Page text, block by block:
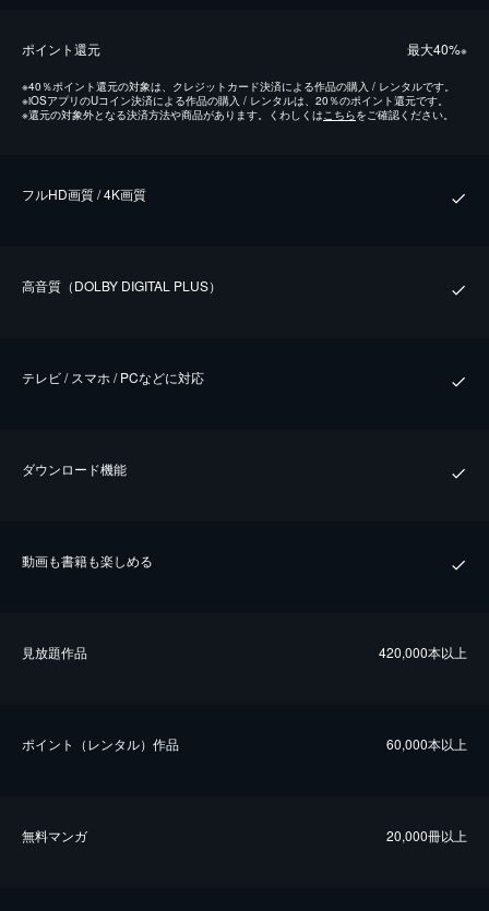
ポイント還元 最⼤40%※
※40％ポイント還元の対象は、クレジットカード決済による作品の購入 / レンタルです。
※iOSアプリのUコイン決済による作品の購入 / レンタルは、20％のポイント還元です。
※還元の対象外となる決済方法や商品があります。くわしくは こちらをご確認ください。
フルHD画質 / 4K画質
⾼⾳質（DOLBY DIGITAL PLUS）
テレビ / スマホ / PCなどに対応
ダウンロード機能
動画も書籍も楽しめる
⾒放題作品 420,000本以上
ポイント（レンタル）作品 60,000本以上
無料マンガ 20,000冊以上